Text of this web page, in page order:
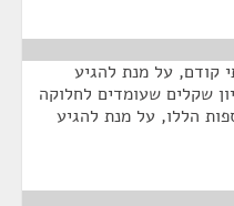
קודם, על מנת להגיע
שוויון, מעבר ל-45 מיליון שקלים שעומדים לחלוקה
הללו, על מנת להגיע